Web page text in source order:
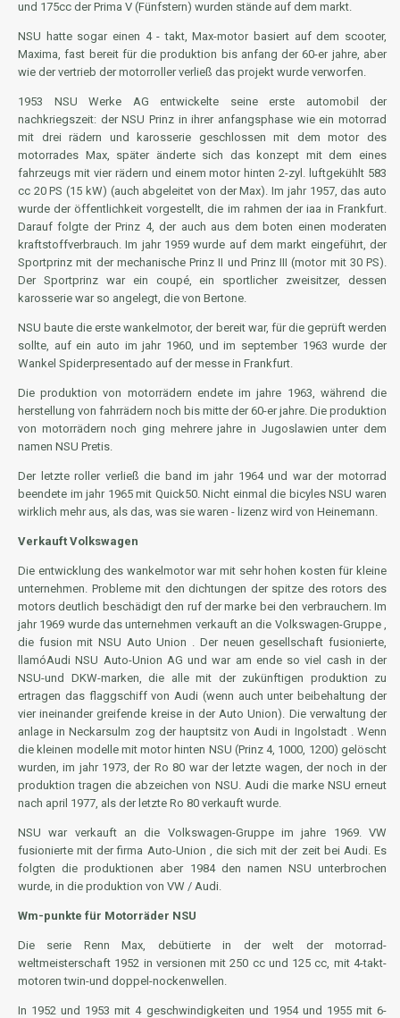
und 175cc der Prima V (Fünfstern) wurden stände auf dem markt.
NSU hatte sogar einen 4 - takt, Max-motor basiert auf dem scooter,
Maxima, fast bereit für die produktion bis anfang der 60-er jahre, aber
wie der vertrieb der motorroller verließ das projekt wurde verworfen.
1953 NSU Werke AG entwickelte seine erste automobil der
nachkriegszeit: der NSU Prinz in ihrer anfangsphase wie ein motorrad
mit drei rädern und karosserie geschlossen mit dem motor des
motorrades Max, später änderte sich das konzept mit dem eines
fahrzeugs mit vier rädern und einem motor hinten 2-zyl. luftgekühlt 583
cc 20 PS (15 kW) (auch abgeleitet von der Max). Im jahr 1957, das auto
wurde der öffentlichkeit vorgestellt, die im rahmen der iaa in Frankfurt.
Darauf folgte der Prinz 4, der auch aus dem boten einen moderaten
kraftstoffverbrauch. Im jahr 1959 wurde auf dem markt eingeführt, der
Sportprinz mit der mechanische Prinz II und Prinz III (motor mit 30 PS).
Der Sportprinz war ein coupé, ein sportlicher zweisitzer, dessen
karosserie war so angelegt, die von Bertone.
NSU baute die erste wankelmotor, der bereit war, für die geprüft werden
sollte, auf ein auto im jahr 1960, und im september 1963 wurde der
Wankel Spiderpresentado auf der messe in Frankfurt.
Die produktion von motorrädern endete im jahre 1963, während die
herstellung von fahrrädern noch bis mitte der 60-er jahre. Die produktion
von motorrädern noch ging mehrere jahre in Jugoslawien unter dem
namen NSU Pretis.
Der letzte roller verließ die band im jahr 1964 und war der motorrad
beendete im jahr 1965 mit Quick50. Nicht einmal die bicyles NSU waren
wirklich mehr aus, als das, was sie waren - lizenz wird von Heinemann.
Verkauft Volkswagen
Die entwicklung des wankelmotor war mit sehr hohen kosten für kleine
unternehmen. Probleme mit den dichtungen der spitze des rotors des
motors deutlich beschädigt den ruf der marke bei den verbrauchern. Im
jahr 1969 wurde das unternehmen verkauft an die Volkswagen-Gruppe ,
die fusion mit NSU Auto Union . Der neuen gesellschaft fusionierte,
llamóAudi NSU Auto-Union AG und war am ende so viel cash in der
NSU-und DKW-marken, die alle mit der zukünftigen produktion zu
ertragen das flaggschiff von Audi (wenn auch unter beibehaltung der
vier ineinander greifende kreise in der Auto Union). Die verwaltung der
anlage in Neckarsulm zog der hauptsitz von Audi in Ingolstadt . Wenn
die kleinen modelle mit motor hinten NSU (Prinz 4, 1000, 1200) gelöscht
wurden, im jahr 1973, der Ro 80 war der letzte wagen, der noch in der
produktion tragen die abzeichen von NSU. Audi die marke NSU erneut
nach april 1977, als der letzte Ro 80 verkauft wurde.
NSU war verkauft an die Volkswagen-Gruppe im jahre 1969. VW
fusionierte mit der firma Auto-Union , die sich mit der zeit bei Audi. Es
folgten die produktionen aber 1984 den namen NSU unterbrochen
wurde, in die produktion von VW / Audi.
Wm-punkte für Motorräder NSU
Die serie Renn Max, debütierte in der welt der motorrad-
weltmeisterschaft 1952 in versionen mit 250 cc und 125 cc, mit 4-takt-
motoren twin-und doppel-nockenwellen.
In 1952 und 1953 mit 4 geschwindigkeiten und 1954 und 1955 mit 6-